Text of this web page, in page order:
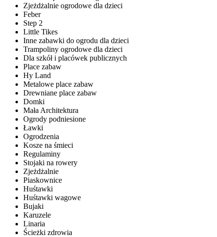
Zjeżdżalnie ogrodowe dla dzieci
Feber
Step 2
Little Tikes
Inne zabawki do ogrodu dla dzieci
Trampoliny ogrodowe dla dzieci
Dla szkół i placówek publicznych
Place zabaw
Hy Land
Metalowe place zabaw
Drewniane place zabaw
Domki
Mała Architektura
Ogrody podniesione
Ławki
Ogrodzenia
Kosze na śmieci
Regulaminy
Stojaki na rowery
Zjeżdżalnie
Piaskownice
Huśtawki
Huśtawki wagowe
Bujaki
Karuzele
Linaria
Ścieżki zdrowia